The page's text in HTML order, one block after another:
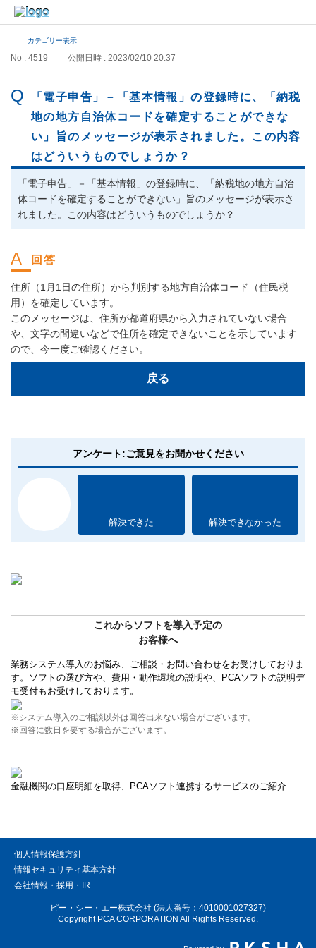
カテゴリー表示
No : 4519 公開日時 : 2023/02/10 20:37
「電子申告」－「基本情報」の登録時に、「納税
地の地方自治体コードを確定することができな
い」旨のメッセージが表示されました。この内容
はどういうものでしょうか？
「電子申告」－「基本情報」の登録時に、「納税地の地方自治
体コードを確定することができない」旨のメッセージが表示さ
れました。この内容はどういうものでしょうか？
住所（1月1日の住所）から判別する地方自治体コード（住民税
用）を確定しています。
このメッセージは、住所が都道府県から入力されていない場合
や、文字の間違いなどで住所を確定できないことを示しています
ので、今一度ご確認ください。
戻る
アンケート:ご意見をお聞かせください
解決できた 解決できなかった
これからソフトを導入予定の
お客様へ
業務システム導入のお悩み、ご相談・お問い合わせをお受けしておりま
す。ソフトの選び方や、費用・動作環境の説明や、PCAソフトの説明デ
モ受付もお受けしております。
※システム導入のご相談以外は回答出来ない場合がございます。
※回答に数日を要する場合がございます。
金融機関の口座明細を取得、PCAソフト連携するサービスのご紹介
個人情報保護方針
情報セキュリティ基本方針
会社情報・採用・IR
ピー・シー・エー株式会社 (法人番号：4010001027327)
Copyright PCA CORPORATION All Rights Reserved.